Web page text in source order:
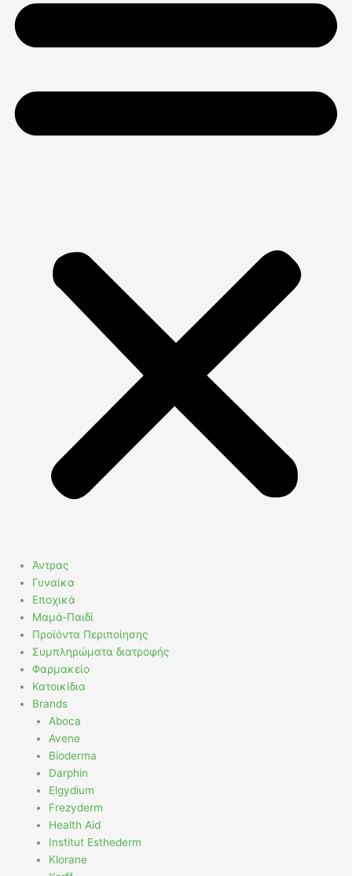
Άντρας
Γυναίκα
Εποχικά
Μαμά-Παιδί
Προϊόντα Περιποίησης
Συμπληρώματα διατροφής
Φαρμακείο
Κατοικίδια
Brands
Aboca
Avene
Bioderma
Darphin
Elgydium
Frezyderm
Health Aid
Institut Esthederm
Klorane